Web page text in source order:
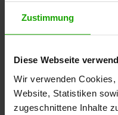
Zustimmung
Diese Webseite
Wir verwenden
Website, Statistiken
zugeschnittene Inhalte
Newsletter
eMagazin, den Kärntner